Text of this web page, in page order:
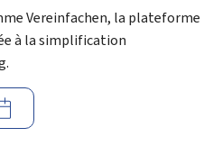
Vereinfachen, la plateforme
à la simplification